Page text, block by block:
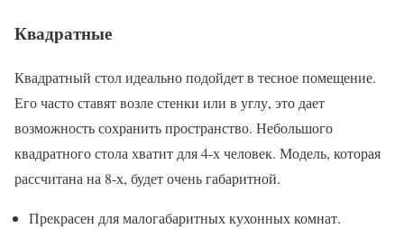
Квадратные
Квадратный стол идеально подойдет в тесное помещение.
Его часто ставят возле стенки или в углу, это дает
возможность сохранить пространство. Небольшого
квадратного стола хватит для 4-х человек. Модель, которая
рассчитана на 8-х, будет очень габаритной.
Прекрасен для малогабаритных кухонных комнат.